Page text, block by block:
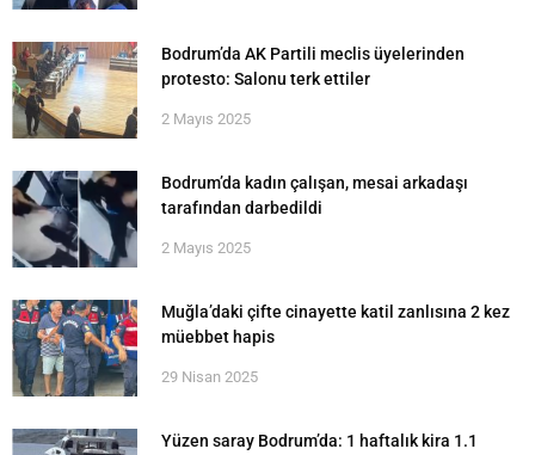
Bodrum’da AK Partili meclis üyelerinden
protesto: Salonu terk ettiler
2 Mayıs 2025
Bodrum’da kadın çalışan, mesai arkadaşı
tarafından darbedildi
2 Mayıs 2025
Muğla’daki çifte cinayette katil zanlısına 2 kez
müebbet hapis
29 Nisan 2025
Yüzen saray Bodrum’da: 1 haftalık kira 1.1